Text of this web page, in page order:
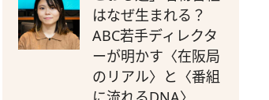
はなぜ生まれる？
ABC若手ディレクタ
ーが明かす〈在阪局
のリアル〉と〈番組